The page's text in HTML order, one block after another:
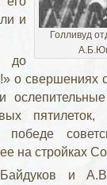
Голливуд
и
до
о свершениях
пятилеток,
победе
на стройках
и